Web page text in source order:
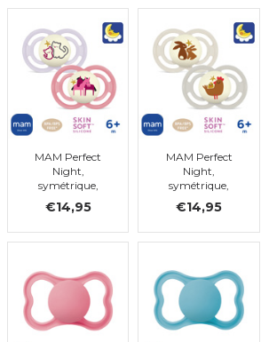
MAM Perfect
Night,
symétrique,
€14,95
MAM Perfect
Night,
symétrique,
€14,95